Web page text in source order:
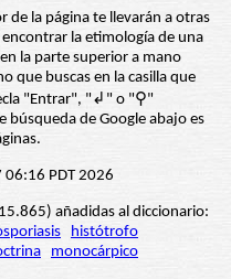
de la página te llevarán a otras
la etimología de una
la parte superior a mano
que buscas en la casilla que
"Entrar", "↲" o "⚲"
de Google abajo es
06:16 PDT 2026
añadidas al diccionario:
histótrofo
monocárpico